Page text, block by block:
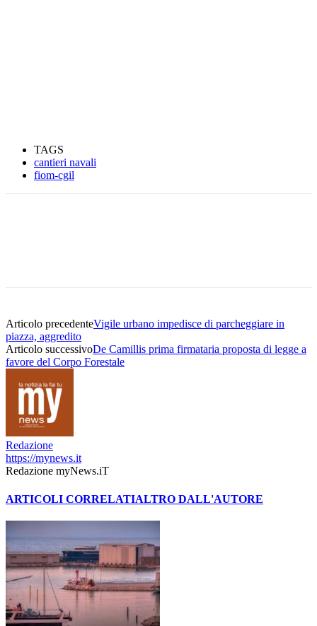
TAGS
cantieri navali
fiom-cgil
Articolo precedenteVigile urbano impedisce di parcheggiare in
piazza, aggredito
Articolo successivoDe Camillis prima firmataria proposta di legge a
favore del Corpo Forestale
Redazione
https://mynews.it
Redazione myNews.iT
ARTICOLI CORRELATIALTRO DALL'AUTORE